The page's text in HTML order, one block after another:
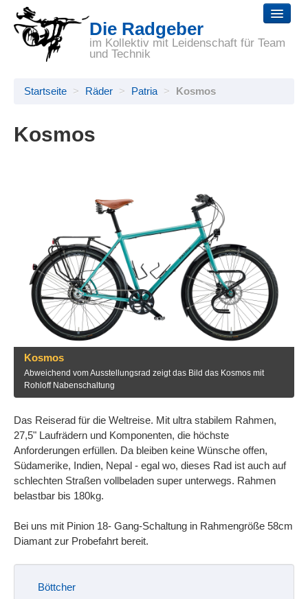
Die Radgeber
im Kollektiv mit Leidenschaft für Team
und Technik
Startseite
Startseite > Räder > Patria > Kosmos
Kosmos
Kosmos
Abweichend vom Ausstellungsrad zeigt das Bild das Kosmos mit
Rohloff Nabenschaltung
Das Reiserad für die Weltreise. Mit ultra stabilem Rahmen,
27,5" Laufrädern und Komponenten, die höchste
Anforderungen erfüllen. Da bleiben keine Wünsche offen,
Südamerike, Indien, Nepal - egal wo, dieses Rad ist auch auf
schlechten Straßen vollbeladen super unterwegs. Rahmen
belastbar bis 180kg.
Bei uns mit Pinion 18- Gang-Schaltung in Rahmengröße 58cm
Diamant zur Probefahrt bereit.
Böttcher